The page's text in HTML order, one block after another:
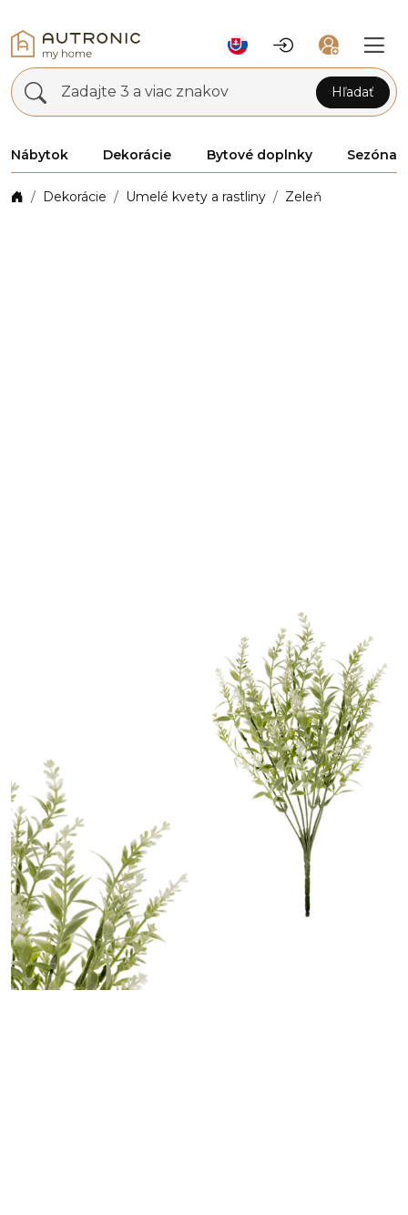
Zadajte 3 a viac znakov Hľadať
Nábytok Dekorácie Bytové doplnky Sezóna
Dekorácie Umelé kvety a rastliny Zeleň